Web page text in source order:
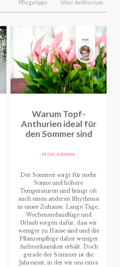
Pflegetipps Über Anthurium
Warum Topf-
Anthurien ideal für
den Sommer sind
PETER, SOMMER
Der Sommer sorgt für mehr
Sonne und höhere
Temperaturen und bringt oft
auch einen anderen Rhythmus
in unser Zuhause. Lange Tage,
Wochenendausflüge und
Urlaub sorgen dafür, dass wir
weniger zu Hause sind und die
Pflanzenpflege daher weniger
Aufmerksamkeit erhält. Doch
gerade der Sommer ist die
Jahreszeit, in der wir uns extra